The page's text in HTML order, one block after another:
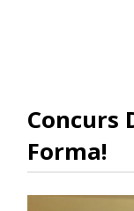
Concurs
Forma!